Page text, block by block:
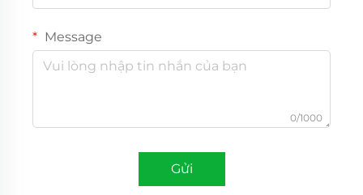
Message
0/1000
Gửi